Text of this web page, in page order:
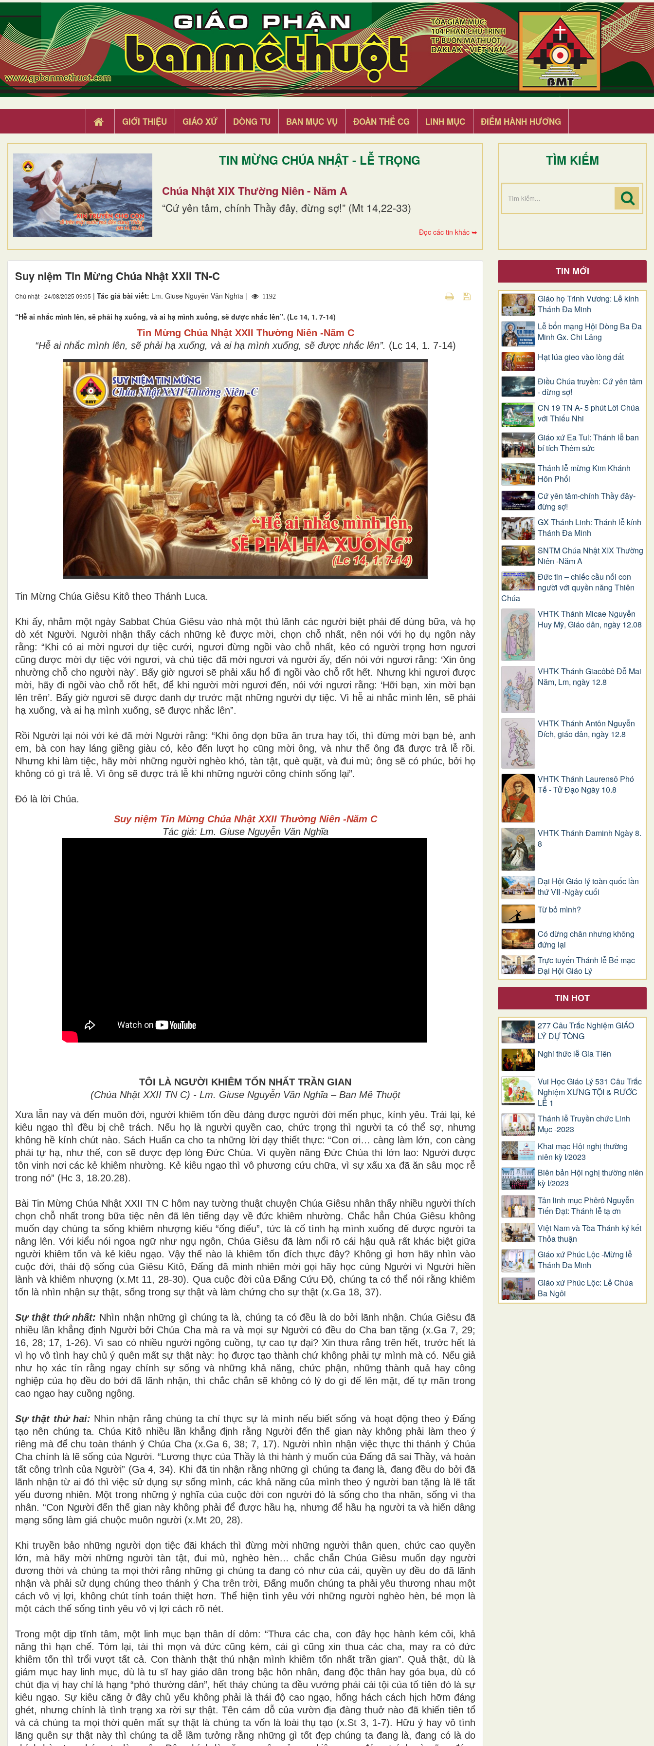
GIỚI THIỆU GIÁO XỨ DÒNG TU BAN MỤC VỤ ĐOÀN THỂ CG LINH MỤC ĐIỂM HÀNH HƯƠNG
TIN MỪNG CHÚA NHẬT - LỄ TRỌNG
Chúa Nhật XIX Thường Niên - Năm A
“Cứ yên tâm, chính Thầy đây, đừng sợ!” (Mt 14,22-33)
Đọc các tin khác ➥
TÌM KIẾM
Suy niệm Tin Mừng Chúa Nhật XXII TN-C
Chủ nhật - 24/08/2025 09:05 | Tác giả bài viết: Lm. Giuse Nguyễn Văn Nghĩa | 1192
“Hễ ai nhắc mình lên, sẽ phải hạ xuống, và ai hạ mình xuống, sẽ được nhắc lên”. (Lc 14, 1. 7-14)
Tin Mừng Chúa Nhật XXII Thường Niên -Năm C
“Hễ ai nhắc mình lên, sẽ phải hạ xuống, và ai hạ mình xuống, sẽ được nhắc lên”. (Lc 14, 1. 7-14)
Tin Mừng Chúa Giêsu Kitô theo Thánh Luca.
Khi ấy, nhằm một ngày Sabbat Chúa Giêsu vào nhà một thủ lãnh các người biệt phái để dùng bữa, và họ
dò xét Người. Người nhận thấy cách những kẻ được mời, chọn chỗ nhất, nên nói với họ dụ ngôn này
rằng: “Khi có ai mời ngươi dự tiệc cưới, ngươi đừng ngồi vào chỗ nhất, kẻo có người trọng hơn ngươi
cũng được mời dự tiệc với ngươi, và chủ tiệc đã mời ngươi và người ấy, đến nói với ngươi rằng: ‘Xin ông
nhường chỗ cho người này’. Bấy giờ ngươi sẽ phải xấu hổ đi ngồi vào chỗ rốt hết. Nhưng khi ngươi được
mời, hãy đi ngồi vào chỗ rốt hết, để khi người mời ngươi đến, nói với ngươi rằng: ‘Hỡi bạn, xin mời bạn
lên trên’. Bấy giờ ngươi sẽ được danh dự trước mặt những người dự tiệc. Vì hễ ai nhắc mình lên, sẽ phải
hạ xuống, và ai hạ mình xuống, sẽ được nhắc lên”.
Rồi Người lại nói với kẻ đã mời Người rằng: “Khi ông dọn bữa ăn trưa hay tối, thì đừng mời bạn bè, anh
em, bà con hay láng giềng giàu có, kẻo đến lượt họ cũng mời ông, và như thế ông đã được trả lễ rồi.
Nhưng khi làm tiệc, hãy mời những người nghèo khó, tàn tật, què quặt, và đui mù; ông sẽ có phúc, bởi họ
không có gì trả lễ. Vì ông sẽ được trả lễ khi những người công chính sống lại”.
Ðó là lời Chúa.
Suy niệm Tin Mừng Chúa Nhật XXII Thường Niên -Năm C
Tác giả: Lm. Giuse Nguyễn Văn Nghĩa
TÔI LÀ NGƯỜI KHIÊM TỐN NHẤT TRẦN GIAN
(Chúa Nhật XXII TN C) - Lm. Giuse Nguyễn Văn Nghĩa – Ban Mê Thuột
Xưa lẫn nay và đến muôn đời, người khiêm tốn đều đáng được người đời mến phục, kính yêu. Trái lại, kẻ
kiêu ngạo thì đều bị chê trách. Nếu họ là người quyền cao, chức trọng thì người ta có thể sợ, nhưng
không hề kính chút nào. Sách Huấn ca cho ta những lời dạy thiết thực: “Con ơi… càng làm lớn, con càng
phải tự hạ, như thế, con sẽ được đẹp lòng Đức Chúa. Vì quyền năng Đức Chúa thì lớn lao: Người được
tôn vinh nơi các kẻ khiêm nhường. Kẻ kiêu ngạo thì vô phương cứu chữa, vì sự xấu xa đã ăn sâu mọc rễ
trong nó” (Hc 3, 18.20.28).
Bài Tin Mừng Chúa Nhật XXII TN C hôm nay tường thuật chuyện Chúa Giêsu nhân thấy nhiều người thích
chọn chỗ nhất trong bữa tiệc nên đã lên tiếng dạy về đức khiêm nhường. Chắc hẳn Chúa Giêsu không
muốn dạy chúng ta sống khiêm nhượng kiểu “ống điếu”, tức là cố tình hạ mình xuống để được người ta
nâng lên. Với kiểu nói ngoa ngữ như ngụ ngôn, Chúa Giêsu đã làm nổi rõ cái hậu quả rất khác biệt giữa
người khiêm tốn và kẻ kiêu ngạo. Vậy thế nào là khiêm tốn đích thực đây? Không gì hơn hãy nhìn vào
cuộc đời, thái độ sống của Giêsu Kitô, Đấng đã minh nhiên mời gọi hãy học cùng Người vì Người hiền
lành và khiêm nhượng (x.Mt 11, 28-30). Qua cuộc đời của Đấng Cứu Độ, chúng ta có thể nói rằng khiêm
tốn là nhìn nhận sự thật, sống trong sự thật và làm chứng cho sự thật (x.Ga 18, 37).
Sự thật thứ nhất: Nhìn nhận những gì chúng ta là, chúng ta có đều là do bởi lãnh nhận. Chúa Giêsu đã
nhiều lần khẳng định Người bởi Chúa Cha mà ra và mọi sự Người có đều do Cha ban tặng (x.Ga 7, 29;
16, 28; 17, 1-26). Vì sao có nhiều người ngông cuồng, tự cao tự đại? Xin thưa rằng trên hết, trước hết là
vì họ vô tình hay chủ ý quên mất sự thật này: họ được tạo thành chứ không phải tự mình mà có. Nếu giả
như họ xác tín rằng ngay chính sự sống và những khả năng, chức phận, những thành quả hay công
nghiệp của họ đều do bởi đã lãnh nhận, thì chắc chắn sẽ không có lý do gì để lên mặt, để tự mãn trong
cao ngạo hay cuồng ngông.
Sự thật thứ hai: Nhìn nhận rằng chúng ta chỉ thực sự là mình nếu biết sống và hoạt động theo ý Đấng
tạo nên chúng ta. Chúa Kitô nhiều lần khẳng định rằng Người đến thế gian này không phải làm theo ý
riêng mà để chu toàn thánh ý Chúa Cha (x.Ga 6, 38; 7, 17). Người nhìn nhận việc thực thi thánh ý Chúa
Cha chính là lẽ sống của Người. “Lương thực của Thầy là thi hành ý muốn của Đấng đã sai Thầy, và hoàn
tất công trình của Người” (Ga 4, 34). Khi đã tin nhận rằng những gì chúng ta đang là, đang đều do bởi đã
lãnh nhận từ ai đó thì việc sử dụng sự sống mình, các khả năng của mình theo ý người ban tặng là lẽ tất
yếu đương nhiên. Một trong những ý nghĩa của cuộc đời con người đó là sống cho tha nhân, sống vì tha
nhân. “Con Người đến thế gian này không phải để được hầu hạ, nhưng để hầu hạ người ta và hiến dâng
mạng sống làm giá chuộc muôn người (x.Mt 20, 28).
Khi truyền bảo những người dọn tiệc đãi khách thì đừng mời những người thân quen, chức cao quyền
lớn, mà hãy mời những người tàn tật, đui mù, nghèo hèn… chắc chắn Chúa Giêsu muốn dạy người
đương thời và chúng ta mọi thời rằng những gì chúng ta đang có như của cải, quyền uy đều do đã lãnh
nhận và phải sử dụng chúng theo thánh ý Cha trên trời, Đấng muốn chúng ta phải yêu thương nhau một
cách vô vị lợi, không chút tính toán thiệt hơn. Thể hiện tình yêu với những người nghèo hèn, bé mọn là
một cách thế sống tình yêu vô vị lợi cách rõ nét.
Trong một dịp tĩnh tâm, một linh mục bạn thân dí dỏm: “Thưa các cha, con đây học hành kém cỏi, khả
năng thì hạn chế. Tóm lại, tài thì mọn và đức cũng kém, cái gì cũng xin thua các cha, may ra có đức
khiêm tốn thì trổi vượt tất cả. Con thành thật thú nhận mình khiêm tốn nhất trần gian”. Quả thật, dù là
giám mục hay linh mục, dù là tu sĩ hay giáo dân trong bậc hôn nhân, đang độc thân hay góa bụa, dù có
chút địa vị hay chỉ là hạng “phó thường dân”, hết thảy chúng ta đều vướng phải cái tội của tổ tiên đó là sự
kiêu ngạo. Sự kiêu căng ở đây chủ yếu không phải là thái độ cao ngạo, hống hách cách hịch hỡm đáng
ghét, nhưng chính là tình trạng xa rời sự thật. Tên cám dỗ của vườn địa đàng thuở nào đã khiến tiên tổ
và cả chúng ta mọi thời quên mất sự thật là chúng ta vốn là loài thụ tạo (x.St 3, 1-7). Hữu ý hay vô tình
lãng quên sự thật này thì chúng ta dễ lầm tưởng rằng những gì tốt đẹp chúng ta đang là, đang có là do
TIN MỚI
Giáo họ Trinh Vương: Lễ kính
Thánh Đa Minh
Lễ bổn mạng Hội Dòng Ba Đa
Minh Gx. Chi Lăng
Hạt lúa gieo vào lòng đất
Điều Chúa truyền: Cứ yên tâm
- đừng sợ!
CN 19 TN A- 5 phút Lời Chúa
với Thiếu Nhi
Giáo xứ Ea Tul: Thánh lễ ban
bí tích Thêm sức
Thánh lễ mừng Kim Khánh
Hôn Phối
Cứ yên tâm-chính Thầy đây-
đừng sợ!
GX Thánh Linh: Thánh lễ kính
Thánh Đa Minh
SNTM Chúa Nhật XIX Thường
Niên -Năm A
Đức tin – chiếc cầu nối con
người với quyền năng Thiên
Chúa
VHTK Thánh Micae Nguyễn
Huy Mỹ, Giáo dân, ngày 12.08
VHTK Thánh Giacôbê Ðỗ Mai
Năm, Lm, ngày 12.8
VHTK Thánh Antôn Nguyễn
Ðích, giáo dân, ngày 12.8
VHTK Thánh Laurensô Phó
Tế - Tử Đạo Ngày 10.8
VHTK Thánh Đaminh Ngày 8.
8
Đại Hội Giáo lý toàn quốc lần
thứ VII -Ngày cuối
Từ bỏ mình?
Có dừng chân nhưng không
đứng lại
Trực tuyến Thánh lễ Bế mạc
Đại Hội Giáo Lý
TIN HOT
277 Câu Trắc Nghiệm GIÁO
LÝ DỰ TÒNG
Nghi thức lễ Gia Tiên
Vui Học Giáo Lý 531 Câu Trắc
Nghiệm XƯNG TỘI & RƯỚC
LỄ 1
Thánh lễ Truyền chức Linh
Mục -2023
Khai mạc Hội nghị thường
niên kỳ I/2023
Biên bản Hội nghị thường niên
kỳ I/2023
Tân linh mục Phêrô Nguyễn
Tiến Đạt: Thánh lễ tạ ơn
Việt Nam và Tòa Thánh ký kết
Thỏa thuận
Giáo xứ Phúc Lộc -Mừng lễ
Thánh Đa Minh
Giáo xứ Phúc Lộc: Lễ Chúa
Ba Ngôi